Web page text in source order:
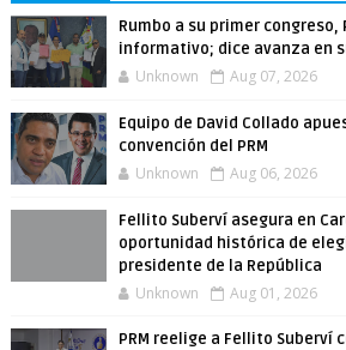
Rumbo a su primer congreso,
informativo; dice avanza en
Unknown Aug 07, 2026
Equipo de David Collado
convención del PRM
Unknown Aug 06, 2026
Fellito Suberví asegura en
oportunidad histórica de
presidente de la República
Unknown Aug 01, 2026
PRM reelige a Fellito Suberví